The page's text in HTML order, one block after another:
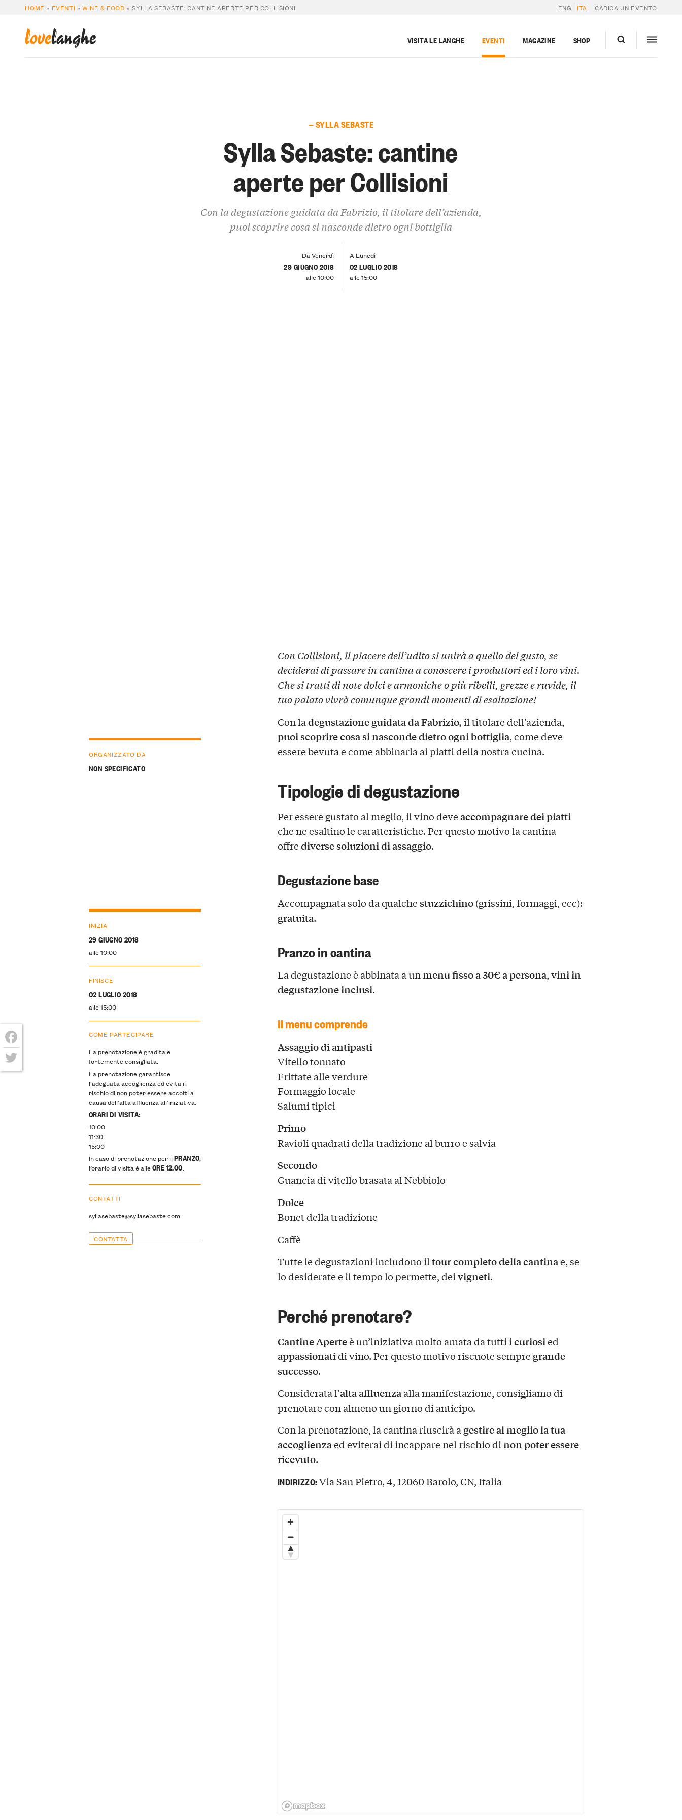
HOME » EVENTI »WINE & FOOD »SYLLA SEBASTE: CANTINE APERTE PER COLLISIONI ENG ITA CARICA UN EVENTO
lovelanghe VISITA LE LANGHE EVENTI MAGAZINE SHOP
— SYLLA SEBASTE
Sylla Sebaste: cantine
aperte per Collisioni
Con la degustazione guidata da Fabrizio, il titolare dell’azienda,
puoi scoprire cosa si nasconde dietro ogni bottiglia
Da Venerdì
29 GIUGNO 2018
alle 10:00
A Lunedì
02 LUGLIO 2018
alle 15:00
Con Collisioni, il piacere dell’udito si unirà a quello del gusto, se
deciderai di passare in cantina a conoscere i produttori ed i loro vini.
Che si tratti di note dolci e armoniche o più ribelli, grezze e ruvide, il
tuo palato vivrà comunque grandi momenti di esaltazione!
Con ladegustazione guidata da Fabrizio,il titolare dell’azienda,
puoi scoprire cosa si nasconde dietro ogni bottiglia, come deve
essere bevuta e come abbinarla ai piatti della nostra cucina.
Tipologie di degustazione
Per essere gustato al meglio, il vino deveaccompagnare dei piatti
che ne esaltino le caratteristiche. Per questo motivo la cantina
offrediverse soluzioni di assaggio.
Degustazione base
Accompagnata solo da qualchestuzzichino(grissini, formaggi, ecc):
gratuita.
Pranzo in cantina
La degustazione è abbinata a unmenu fisso a 30€ a persona,vini in
degustazione inclusi.
Il menu comprende
Assaggio di antipasti
Vitello tonnato
Frittate alle verdure
Formaggio locale
Salumi tipici
Primo
Ravioli quadrati della tradizione al burro e salvia
Secondo
Guancia di vitello brasata al Nebbiolo
Dolce
Bonet della tradizione
Caffè
Tutte le degustazioni includono iltour completo della cantinae, se
lo desiderate e il tempo lo permette, deivigneti.
Perché prenotare?
Cantine Aperteè un’iniziativa molto amata da tutti icuriosied
appassionatidi vino. Per questo motivo riscuote sempregrande
successo.
Considerata l’alta affluenza alla manifestazione, consigliamo di
prenotare con almeno un giorno di anticipo.
Con la prenotazione, la cantina riuscirà agestire al meglio la tua
accoglienzaed eviterai di incappare nel rischio dinon poter essere
ricevuto.
ORGANIZZATO DA
NON SPECIFICATO
INIZIA
29 GIUGNO 2018
alle 10:00
FINISCE
02 LUGLIO 2018
alle 15:00
COME PARTECIPARE
La prenotazione è gradita e
fortemente consigliata.
La prenotazione garantisce
l'adeguata accoglienza ed evita il
rischio di non poter essere accolti a
causa dell'alta affluenza all'iniziativa.
ORARI DI VISITA:
10:00
11:30
15:00
In caso di prenotazione per ilPRANZO,
l’orario di visita è alleORE 12.00.
CONTATTI
syllasebaste@syllasebaste.com
CONTATTA
INDIRIZZO:Via San Pietro, 4, 12060 Barolo, CN, Italia
Facebook
Twitter